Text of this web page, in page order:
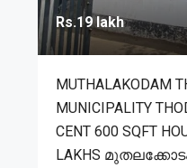
Rs.19 lakh
MUTHALAKODAM
MUNICIPALITY
CENT 600 SQFT
LAKHS